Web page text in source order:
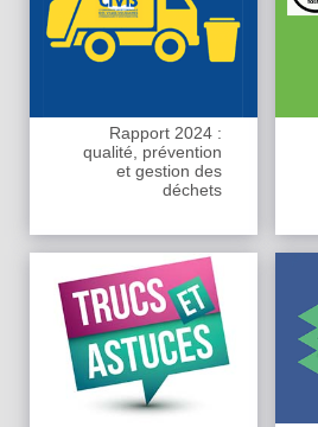
Rapport 2024 :
qualité, prévention
et gestion des
déchets